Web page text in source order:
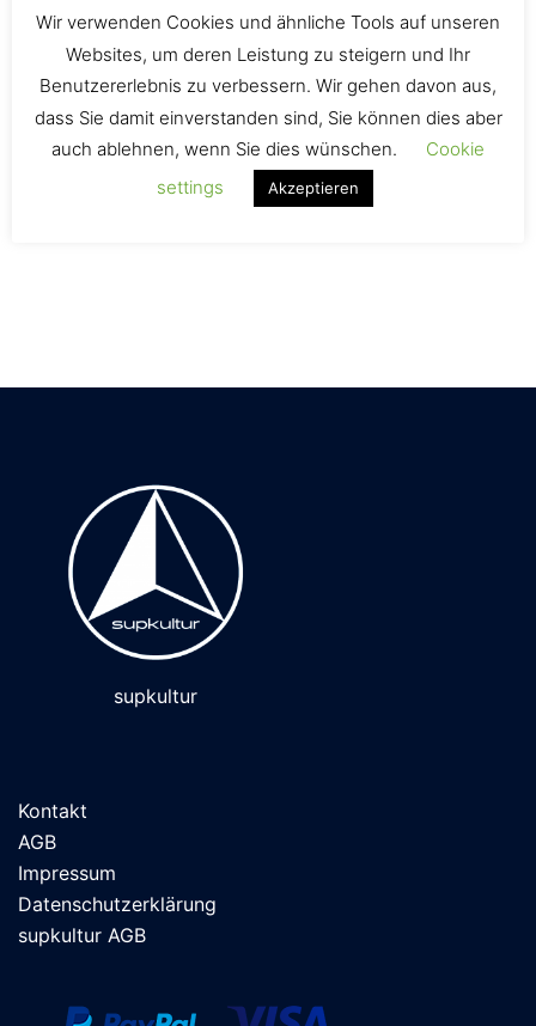
Bekleidung, Trockenanzüge & Neo Accessoires
Dachträger & Gepäcksysteme
Literatur
Lifestyle Produkte
Schnäppchen & Angebote
supkultur
Kontakt
AGB
Impressum
Datenschutzerklärung
supkultur AGB
Wir verwenden Cookies und ähnliche Tools auf unseren
Websites, um deren Leistung zu steigern und Ihr
Benutzererlebnis zu verbessern. Wir gehen davon aus,
dass Sie damit einverstanden sind, Sie können dies aber
auch ablehnen, wenn Sie dies wünschen.
Cookie
settings
Akzeptieren